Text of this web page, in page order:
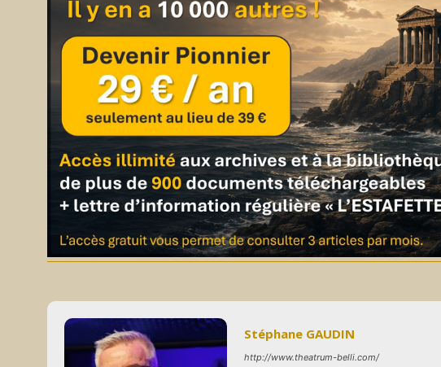
Stéphane GAUDIN
http://www.theatrum-belli.com/